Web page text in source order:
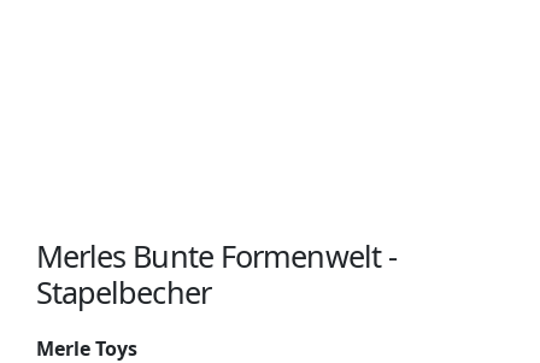
Merles Bunte Formenwelt -
Stapelbecher
Merle Toys